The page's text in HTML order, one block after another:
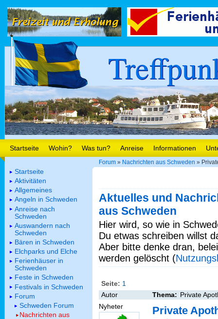
Startseite Wohin? Was tun? Anreise Informationen
Forum » Nachrichten aus Schweden »
Aktuelles und
aus Schweden
Hier wird, so wie in
Du etwas schreiben willst
Aber bitte denke dran,
werden gelöscht (
Seite: 1
Autor
Thema: Private
Nyheter
Private
Startseite
Aktivitäten
Allgemeines
Angeln in Schweden
Anreise nach
Schweden
Auswandern nach
Schweden
Bären in Schweden
Elchparks und Elche
Ferienhäuser in
Schweden
Feste in Schweden
Festivals in Schweden
Forum
Schweden Forum
Nachrichten aus